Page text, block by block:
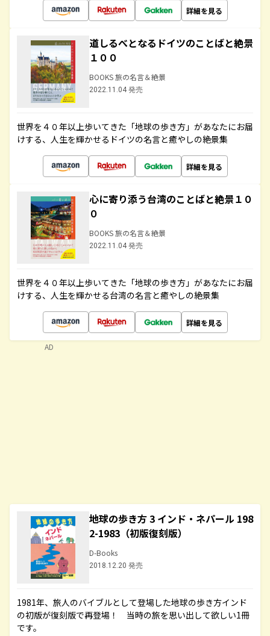
詳細を見る
道しるべとなるドイツのことばと絶景
１００
BOOKS 旅の名言＆絶景
2022.11.04 発売
世界を４０年以上歩いてきた「地球の歩き方」があなたにお届
けする、人生を輝かせるドイツの名言と癒やしの絶景集
詳細を見る
心に寄り添う台湾のことばと絶景１０
０
BOOKS 旅の名言＆絶景
2022.11.04 発売
世界を４０年以上歩いてきた「地球の歩き方」があなたにお届
けする、人生を輝かせる台湾の名言と癒やしの絶景集
詳細を見る
地球の歩き方 3 インド・ネパール 198
2-1983（初版復刻版）
D-Books
2018.12.20 発売
1981年、旅人のバイブルとして登場した地球の歩き方インド
の初版が復刻版で再登場！ 当時の旅を思い出して欲しい1冊
です。
AD